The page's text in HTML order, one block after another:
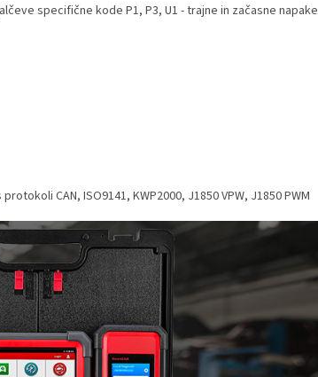
specifične kode P1, P3, U1 - trajne in začasne napake
CAN, ISO9141, KWP2000, J1850 VPW, J1850 PWM